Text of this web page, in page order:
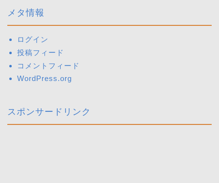
メタ情報
ログイン
投稿フィード
コメントフィード
WordPress.org
スポンサードリンク